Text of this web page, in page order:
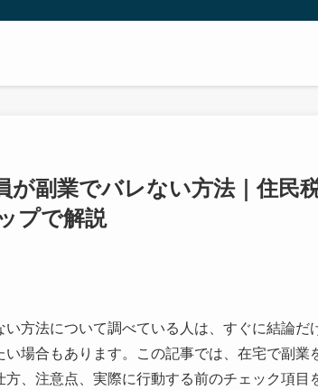
が副業でバレない方法｜住民
プで解説
い方法について調べている人は、すぐに結論
場合もあります。この記事では、在宅で副業
、注意点、実際に行動する前のチェック項目